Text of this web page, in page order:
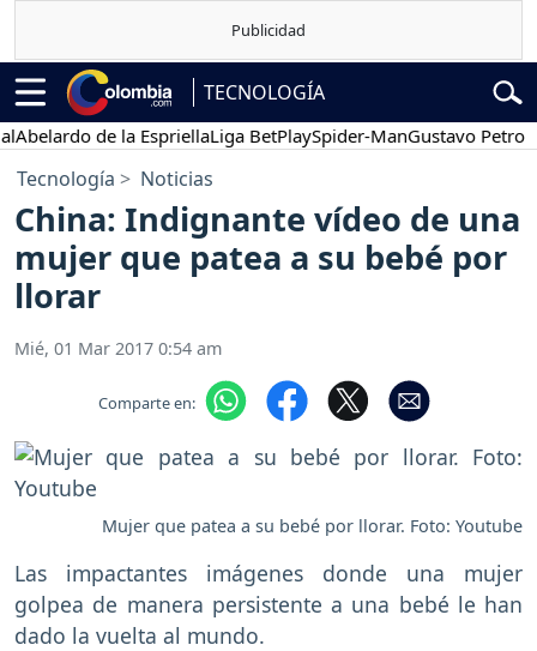
TECNOLOGÍA
de la EspriellaLiga BetPlaySpider-ManGustavo Petro
Tecnología Noticias
China: Indignante vídeo de una
mujer que patea a su bebé por
llorar
Mié, 01 Mar 2017 0:54 am
Comparte en:
Mujer que patea a su bebé por llorar. Foto: Youtube
Las impactantes imágenes donde una mujer
golpea de manera persistente a una bebé le han
dado la vuelta al mundo.